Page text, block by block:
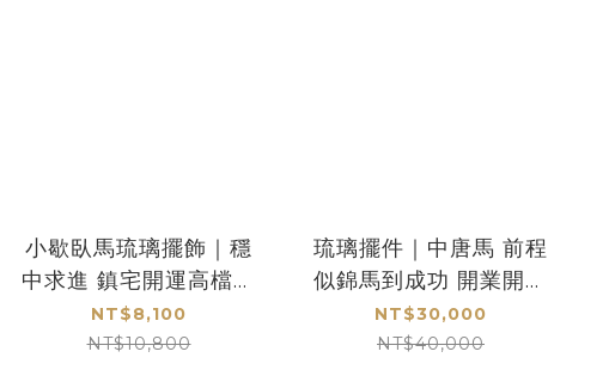
小歇臥馬琉璃擺飾｜穩
中求進 鎮宅開運高檔禮
贈
NT$8,100
NT$10,800
琉璃擺件｜中唐馬 前程
似錦馬到成功 開業開市
賀禮首選
NT$30,000
NT$40,000